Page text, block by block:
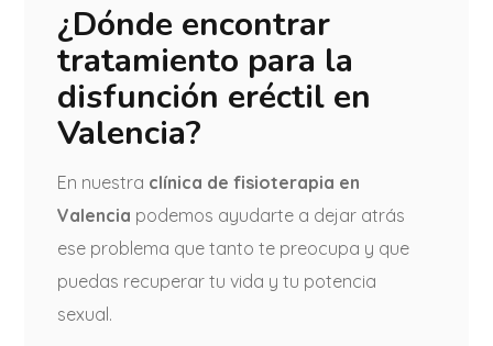
¿Dónde encontrar
tratamiento para la
disfunción eréctil en
Valencia?
En nuestra clínica de fisioterapia en
Valencia podemos ayudarte a dejar atrás
ese problema que tanto te preocupa y que
puedas recuperar tu vida y tu potencia
sexual.